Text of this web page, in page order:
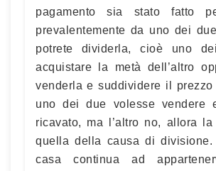
pagamento sia stato fatto
prevalentemente da uno dei
potrete dividerla, cioè uno
acquistare la metà dell’altro
venderla e suddividere il
uno dei due volesse vendere
ricavato, ma l’altro no, allora
quella della causa di divisione.
casa continua ad